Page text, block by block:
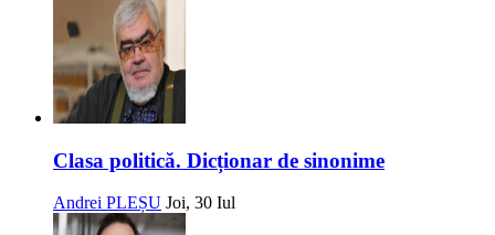
Clasa politică. Dicționar de sinonime
Andrei PLEȘU Joi, 30 Iul